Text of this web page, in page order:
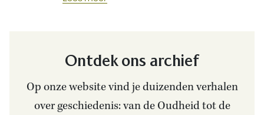
Ontdek ons archief
Op onze website vind je duizenden verhalen
over geschiedenis: van de Oudheid tot de